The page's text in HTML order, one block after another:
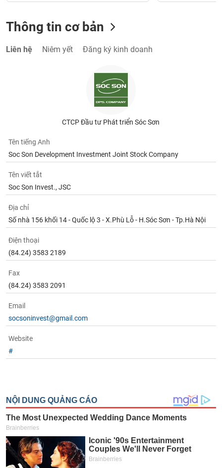
Thông tin cơ bản
Liên hệ Niêm yết Đăng ký kinh doanh
CTCP Đầu tư Phát triển Sóc Sơn
Tên tiếng Anh
Soc Son Development Investment Joint Stock Company
Tên viết tắt
Soc Son Invest., JSC
Địa chỉ
Số nhà 156 khối 14 - Quốc lộ 3 - X.Phù Lỗ - H.Sóc Sơn - Tp.Hà Nội
Điện thoại
(84.24) 3583 2189
Fax
(84.24) 3583 2091
Email
socsoninvest@gmail.com
Website
#